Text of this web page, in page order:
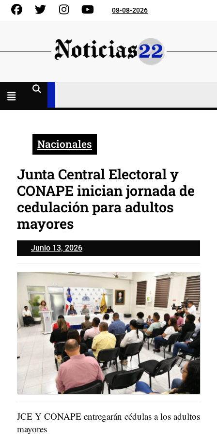
Skip
FacebookGorjeo InstagramYouTube08-08-2026
Nacionales
Junta Central Electoral y
CONAPE inician jornada de
cedulación para adultos
mayores
Junio 13, 2026Junio
13,
2026
JCE Y CONAPE entregarán cédulas a los adultos
mayores